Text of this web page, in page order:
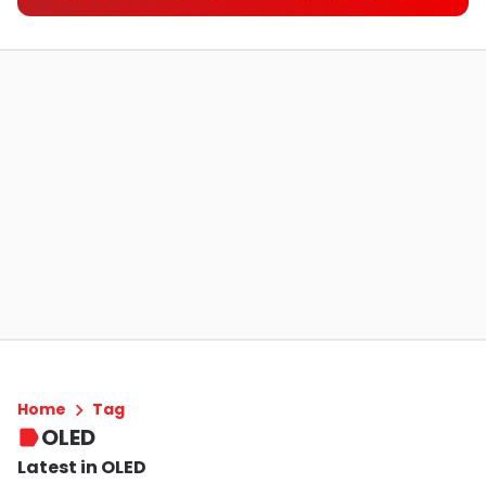
Home Tag
OLED
Latest in OLED